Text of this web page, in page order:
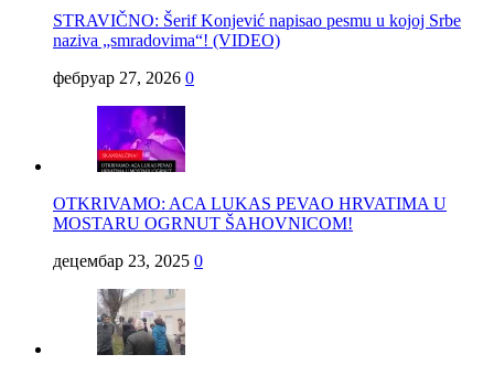
STRAVIČNO: Šerif Konjević napisao pesmu u kojoj Srbe
naziva „smradovima“! (VIDEO)
фебруар 27, 2026 0
OTKRIVAMO: ACA LUKAS PEVAO HRVATIMA U
MOSTARU OGRNUT ŠAHOVNICOM!
децембар 23, 2025 0